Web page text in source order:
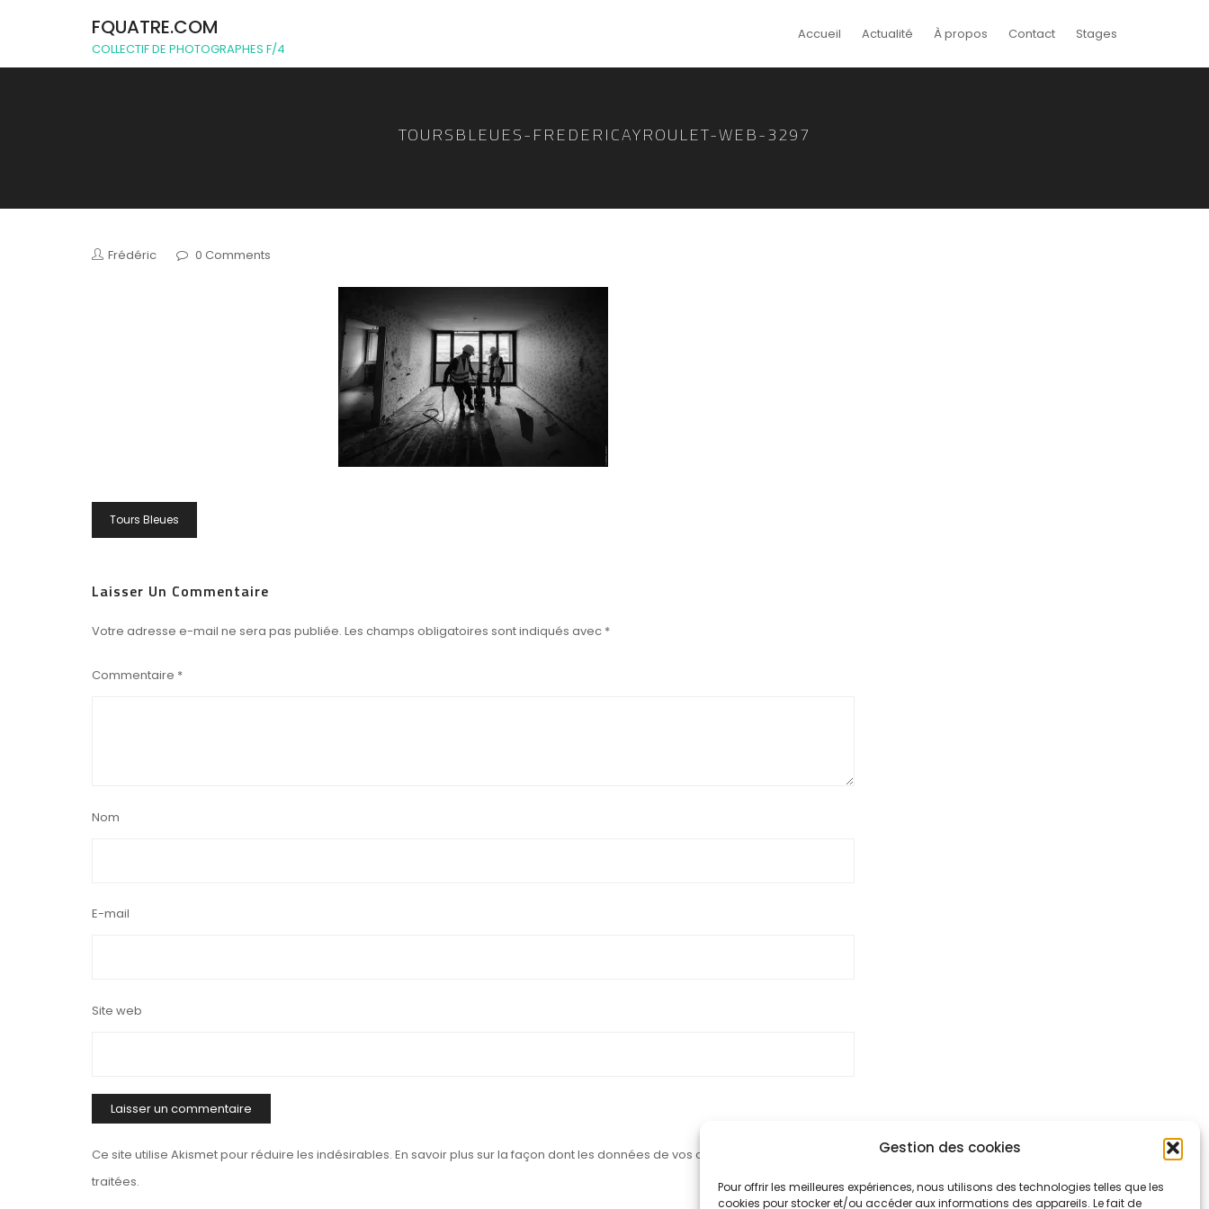
Gestion des cookies
Pour offrir les meilleures expériences, nous utilisons des technologies telles que les
cookies pour stocker et/ou accéder aux informations des appareils. Le fait de
FQUATRE.COM
COLLECTIF DE PHOTOGRAPHES F/4
Accueil Actualité À propos Contact Stages
TOURSBLEUES-FREDERICAYROULET-WEB-3297
Frédéric 0 Comments
Navigation
DeTours Bleues
Laisser Un Commentaire
Votre adresse e-mail ne sera pas publiée. Les champs obligatoires sont indiqués avec *
Commentaire *
Nom
E-mail
Site web
Ce site utilise Akismet pour réduire les indésirables. En savoir plus sur la façon dont les données de vos commentaires sont
traitées.